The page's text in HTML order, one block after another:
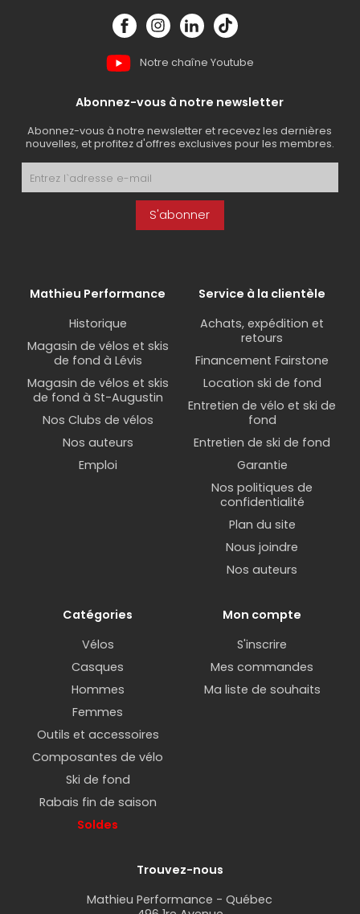
Notre chaîne Youtube
Abonnez-vous à notre newsletter
Abonnez-vous à notre newsletter et recevez les dernières
nouvelles, et profitez d'offres exclusives pour les membres.
S'abonner
Mathieu Performance
Historique
Magasin de vélos et skis
de fond à Lévis
Magasin de vélos et skis
de fond à St-Augustin
Nos Clubs de vélos
Nos auteurs
Emploi
Service à la clientèle
Achats, expédition et
retours
Financement Fairstone
Location ski de fond
Entretien de vélo et ski de
fond
Entretien de ski de fond
Garantie
Nos politiques de
confidentialité
Plan du site
Nous joindre
Nos auteurs
Catégories
Vélos
Casques
Hommes
Femmes
Outils et accessoires
Composantes de vélo
Ski de fond
Rabais fin de saison
Soldes
Mon compte
S'inscrire
Mes commandes
Ma liste de souhaits
Trouvez-nous
Mathieu Performance - Québec